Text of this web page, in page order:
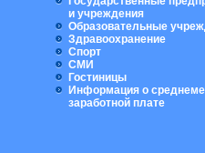
и учреждения
Образовательные
Здравоохранение
Спорт
СМИ
Гостиницы
Информация о
заработной плате